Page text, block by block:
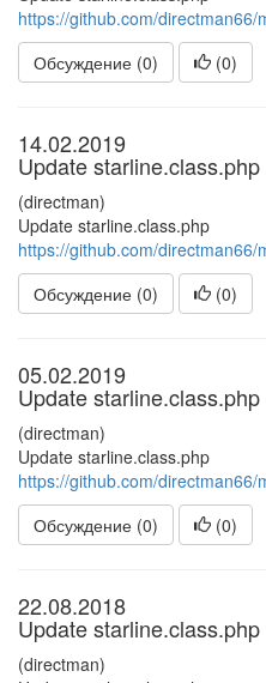
https://github.com/directman66/
Обсуждение (0)
(0)
14.02.2019
Update starline.class.php
(directman)
Update starline.class.php
https://github.com/directman66/
Обсуждение (0)
(0)
05.02.2019
Update starline.class.php
(directman)
Update starline.class.php
https://github.com/directman66/
Обсуждение (0)
(0)
22.08.2018
Update starline.class.php
(directman)